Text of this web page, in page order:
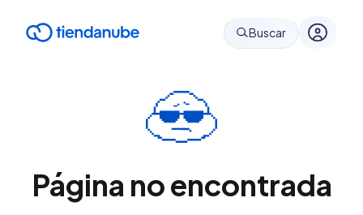
Buscar
Página no encontrada